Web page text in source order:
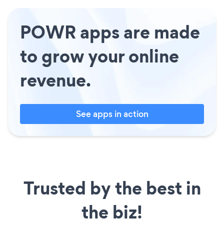
POWR apps are made
to grow your online
revenue.
See apps in action
Trusted by the best in
the biz!